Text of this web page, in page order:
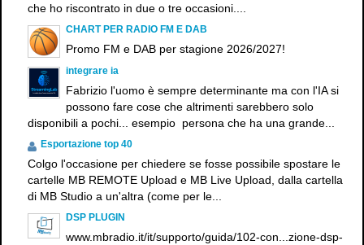
che ho riscontrato in due o tre occasioni....
CHART PER RADIO FM E DAB
Promo FM e DAB per stagione 2026/2027!
integrare ia
Fabrizio l'uomo è sempre determinante ma con l'IA si
possono fare cose che altrimenti sarebbero solo
disponibili a pochi... esempio persona che ha una grande...
Esportazione top 40
Colgo l'occasione per chiedere se fosse possibile spostare le
cartelle MB REMOTE Upload e MB Live Upload, dalla cartella
di MB Studio a un'altra (come per le...
DSP PLUGIN
www.mbradio.it/it/supporto/guida/102-con...zione-dsp-